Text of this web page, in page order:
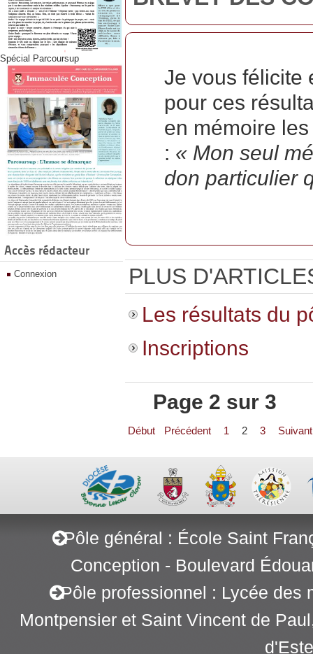
Spécial Parcoursup
Accès rédacteur
Connexion
Je vous félicite
pour ces
en mémoire
: « Mon seul
don particulier
PLUS
Les résultats du
Inscriptions
Page 2 sur 3
Début Précédent 1 2 3 Suivant
Pôle général : École Saint
Conception - Boulevard
Pôle professionnel : Lycée des
Montpensier et Saint Vincent de